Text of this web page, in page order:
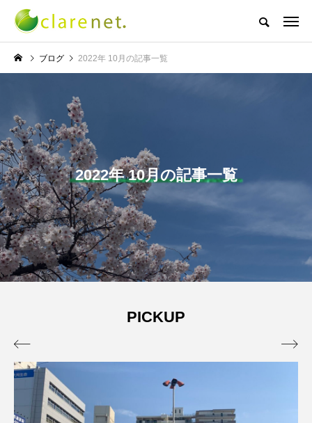
株式会社クレアネットの代表取締役ブログ
NEW POST
TECH BLOG
エレベーター広告とか
admin
W杯の優勝を目指す日
ブログ 2022年 10月の記事一覧
2022年 10月の記事一覧
PICKUP
 